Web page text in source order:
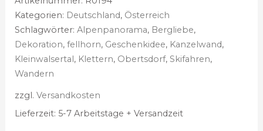
Kategorien: Deutschland, Österreich
Schlagwörter: Alpenpanorama, Bergliebe,
Dekoration, fellhorn, Geschenkidee, Kanzelwand,
Kleinwalsertal, Klettern, Obertsdorf, Skifahren,
Wandern
zzgl. Versandkosten
Lieferzeit: 5-7 Arbeitstage + Versandzeit